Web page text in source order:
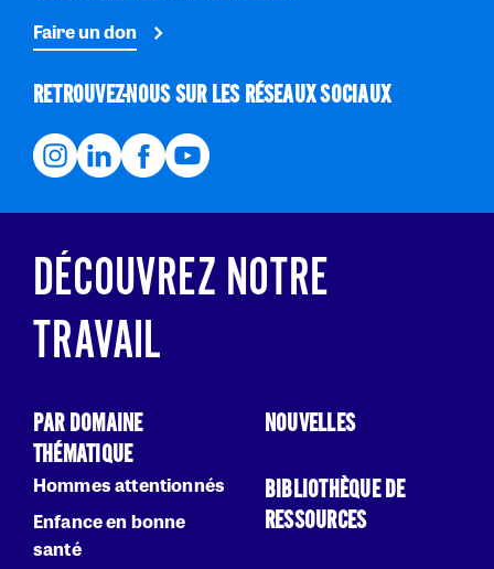
Faire un don
RETROUVEZ-NOUS SUR LES RÉSEAUX SOCIAUX
DÉCOUVREZ NOTRE
TRAVAIL
PAR DOMAINE
THÉMATIQUE
Hommes attentionnés
Enfance en bonne
santé
NOUVELLES
BIBLIOTHÈQUE DE
RESSOURCES